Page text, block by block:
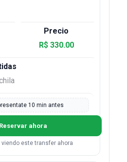
R$ 330.00
10 min antes
Reservar ahora
este transfer ahora